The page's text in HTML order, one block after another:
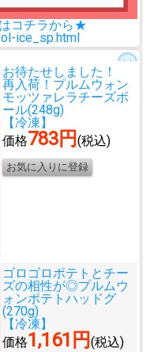
コチラから★
ice_sp.html
お待たせしました！
再入荷！ プルムウォン
モッツァレラチーズボ
ール(248g)
【冷凍】
価格783円 (税込)
ゴロゴロポテトとチー
ズの相性が◎プルムウ
ォンポテトハッドグ
(270g)
【冷凍】
価格1,161円 (税込)